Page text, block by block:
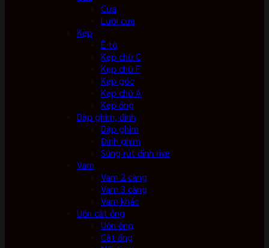
Cưa
Lưỡi cưa
Kẹp
Ê tô
Kẹp chữ C
Kẹp chữ F
Kẹp góc
Kẹp chữ A
Kẹp ống
Dập ghim, đinh
Dập ghim
Đinh ghim
Súng rút đinh rive
Vam
Vam 2 càng
Vam 3 càng
Vam khác
Uốn cắt ống
Uốn ống
Cắt ống